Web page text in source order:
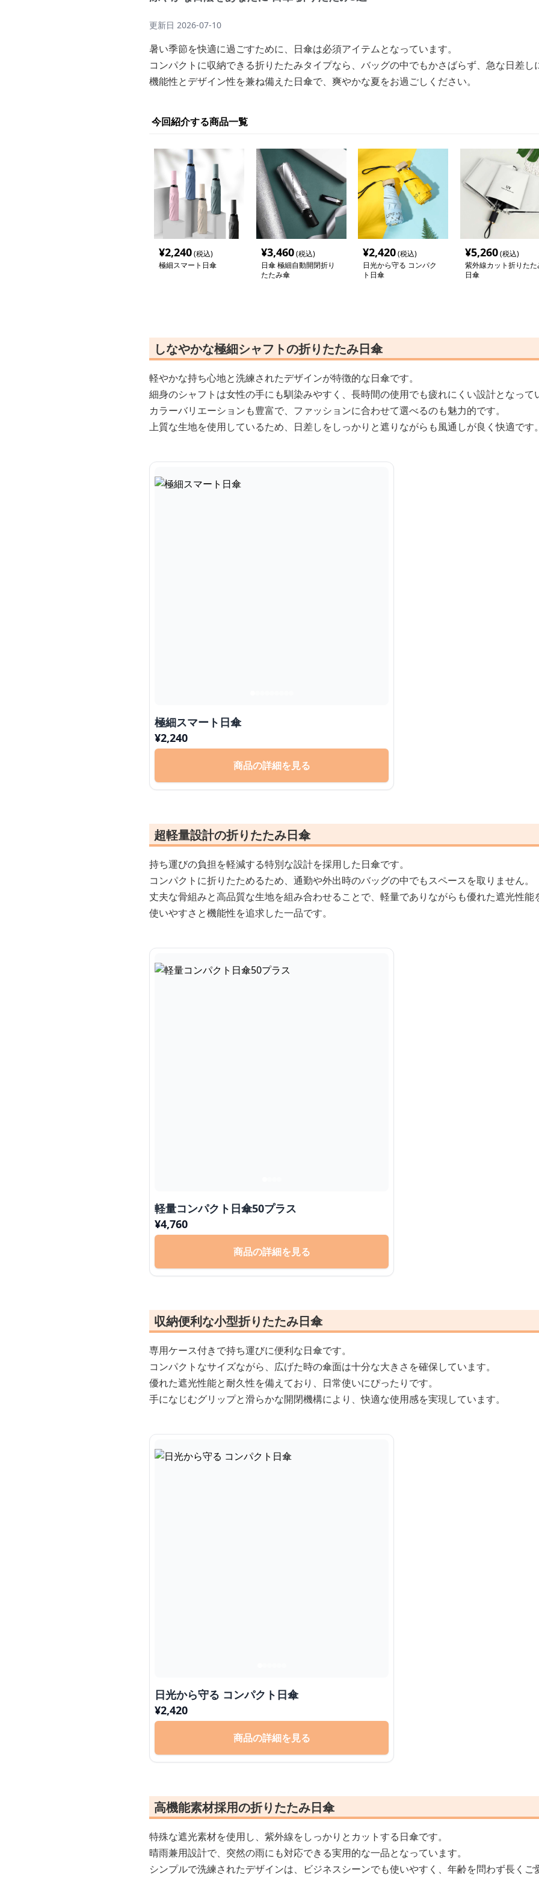
更新日 2026-07-10
暑い季節を快適に過ごすために、日傘は必須アイテムとなっています。
コンパクトに収納できる折りたたみタイプなら、バッグの中でもかさばらず、急な日差し
機能性とデザイン性を兼ね備えた日傘で、爽やかな夏をお過ごしください。
今回紹介する商品一覧
¥2,240(税込)
極細スマート日傘
¥3,460(税込)
日傘 極細自動開閉折り
たたみ傘
¥2,420(税込)
日光から守る コンパク
ト日傘
¥5,260(税込)
紫外線カット折りたた
日傘
しなやかな極細シャフトの折りたたみ日傘
軽やかな持ち心地と洗練されたデザインが特徴的な日傘です。
細身のシャフトは女性の手にも馴染みやすく、長時間の使用でも疲れにくい設計となって
カラーバリエーションも豊富で、ファッションに合わせて選べるのも魅力的です。
上質な生地を使用しているため、日差しをしっかりと遮りながらも風通しが良く快適です。
極細スマート日傘
¥2,240
商品の詳細を見る
超軽量設計の折りたたみ日傘
持ち運びの負担を軽減する特別な設計を採用した日傘です。
コンパクトに折りたためるため、通勤や外出時のバッグの中でもスペースを取りません。
丈夫な骨組みと高品質な生地を組み合わせることで、軽量でありながらも優れた遮光性能
使いやすさと機能性を追求した一品です。
軽量コンパクト日傘50プラス
¥4,760
商品の詳細を見る
収納便利な小型折りたたみ日傘
専用ケース付きで持ち運びに便利な日傘です。
コンパクトなサイズながら、広げた時の傘面は十分な大きさを確保しています。
優れた遮光性能と耐久性を備えており、日常使いにぴったりです。
手になじむグリップと滑らかな開閉機構により、快適な使用感を実現しています。
日光から守る コンパクト日傘
¥2,420
商品の詳細を見る
高機能素材採用の折りたたみ日傘
特殊な遮光素材を使用し、紫外線をしっかりとカットする日傘です。
晴雨兼用設計で、突然の雨にも対応できる実用的な一品となっています。
シンプルで洗練されたデザインは、ビジネスシーンでも使いやすく、年齢を問わず長くご